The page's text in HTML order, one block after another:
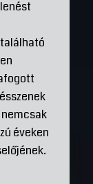
éveken